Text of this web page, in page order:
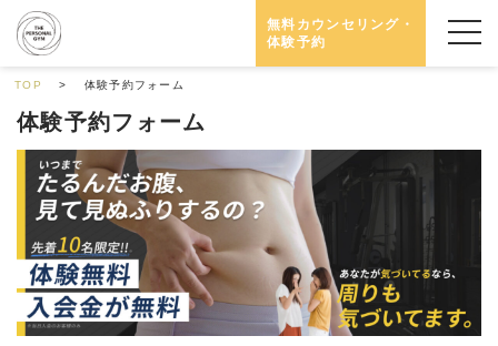
無料カウンセリング・
体験予約
TOP 体験予約フォーム
体験予約フォーム